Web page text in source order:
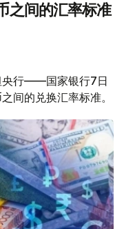
之间的汇率标准
央行——国家银行7日
间的兑换汇率标准。